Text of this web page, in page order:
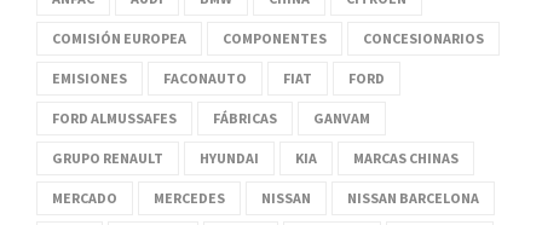
COMISIÓN EUROPEA COMPONENTES CONCESIONARIOS
EMISIONES FACONAUTO FIAT FORD
FORD ALMUSSAFES FÁBRICAS GANVAM
GRUPO RENAULT HYUNDAI KIA MARCAS CHINAS
MERCADO MERCEDES NISSAN NISSAN BARCELONA